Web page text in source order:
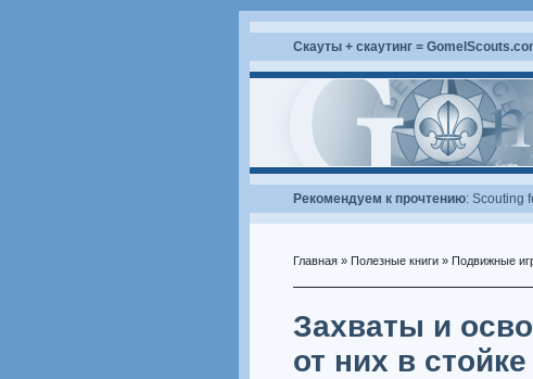
Скауты + скаутинг =
Рекомендуем к прочтению: Scouting
Главная » Полезные книги » Подвижные
Захваты и
от них в стойке